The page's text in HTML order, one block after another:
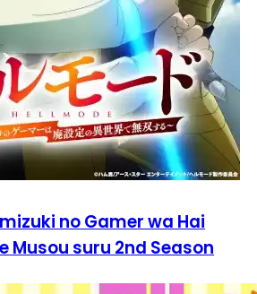
no Gamer wa Hai
Musou suru 2nd Season